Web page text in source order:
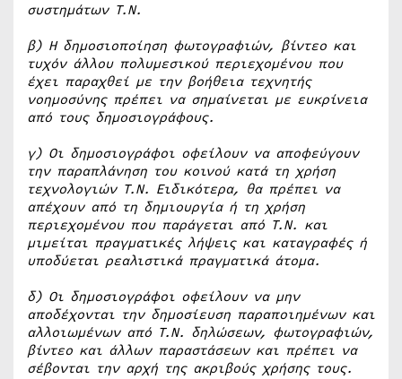
συστημάτων Τ.Ν.
β) Η δημοσιοποίηση φωτογραφιών, βίντεο και
τυχόν άλλου πολυμεσικού περιεχομένου που
έχει παραχθεί με την βοήθεια τεχνητής
νοημοσύνης πρέπει να σημαίνεται με ευκρίνεια
από τους δημοσιογράφους.
γ) Οι δημοσιογράφοι οφείλουν να αποφεύγουν
την παραπλάνηση του κοινού κατά τη χρήση
τεχνολογιών Τ.Ν. Ειδικότερα, θα πρέπει να
απέχουν από τη δημιουργία ή τη χρήση
περιεχομένου που παράγεται από Τ.Ν. και
μιμείται πραγματικές λήψεις και καταγραφές ή
υποδύεται ρεαλιστικά πραγματικά άτομα.
δ) Οι δημοσιογράφοι οφείλουν να μην
αποδέχονται την δημοσίευση παραποιημένων και
αλλοιωμένων από Τ.Ν. δηλώσεων, φωτογραφιών,
βίντεο και άλλων παραστάσεων και πρέπει να
σέβονται την αρχή της ακριβούς χρήσης τους.